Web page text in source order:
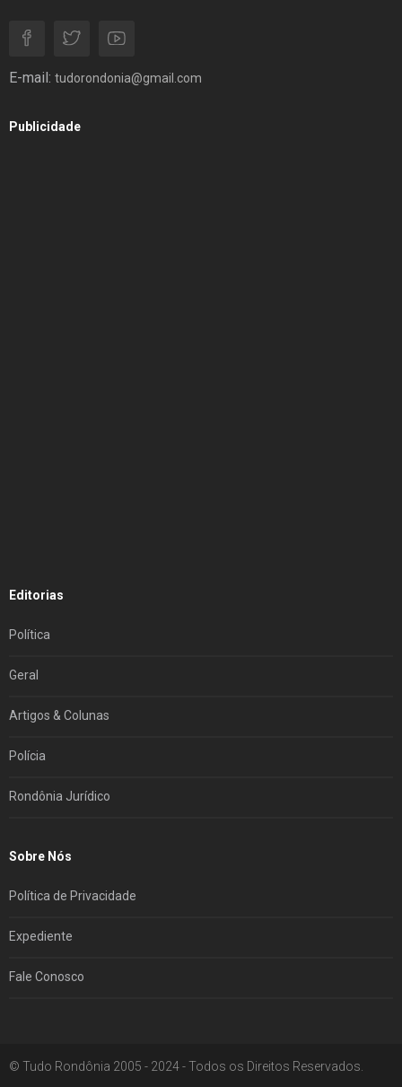
E-mail: tudorondonia@gmail.com
Publicidade
Editorias
Política
Geral
Artigos & Colunas
Polícia
Rondônia Jurídico
Sobre Nós
Política de Privacidade
Expediente
Fale Conosco
© Tudo Rondônia 2005 - 2024 - Todos os Direitos Reservados.